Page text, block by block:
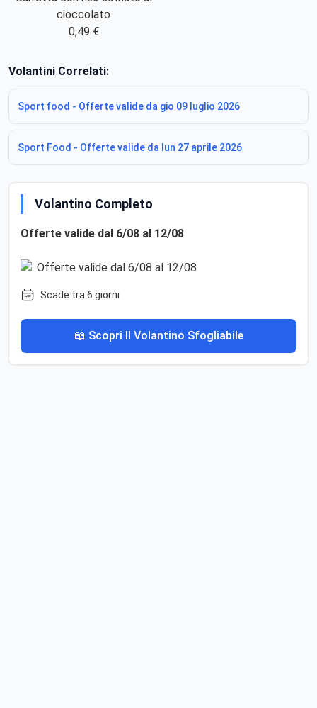
cioccolato
0,49 €
Volantini Correlati:
Sport food - Offerte valide da gio 09 luglio 2026
Sport Food - Offerte valide da lun 27 aprile 2026
Volantino Completo
Offerte valide dal 6/08 al 12/08
Scade tra 6 giorni
📖 Scopri Il Volantino Sfogliabile